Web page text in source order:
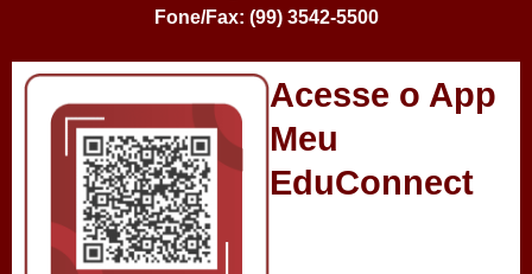
Fone/Fax: (99) 3542-5500
Acesse o App
Meu
EduConnect